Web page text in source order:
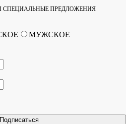
СПЕЦИАЛЬНЫЕ ПРЕДЛОЖЕНИЯ
Подписаться
МУЖСКОЕ